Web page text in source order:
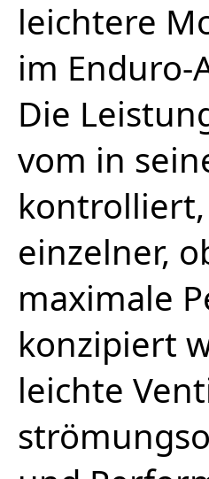
leichtere
im Enduro-
Die
vom in
einzelner,
maximale
konzipiert
leichte